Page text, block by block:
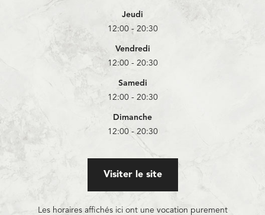
Jeudi
12:00 - 20:30
Vendredi
12:00 - 20:30
Samedi
12:00 - 20:30
Dimanche
12:00 - 20:30
Visiter le site
Les horaires affichés ici ont une vocation purement